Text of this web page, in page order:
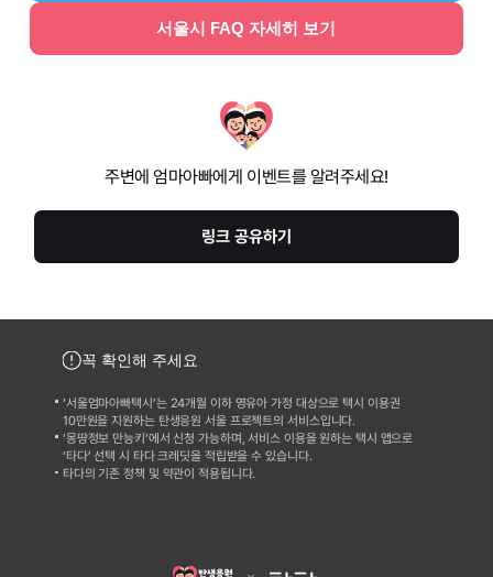
서울시 FAQ 자세히 보기
주변에 엄마아빠에게 이벤트를 알려주세요!
링크 공유하기
‘서울엄마아빠택시’는 24개월 이하 영유아 가정 대상으로 택시 이용권
10만원을 지원하는 탄생응원 서울 프로젝트의 서비스입니다.
‘몽땅정보 만능키’에서 신청 가능하며, 서비스 이용을 원하는 택시 앱으로
‘타다’ 선택 시 타다 크레딧을 적립받을 수 있습니다.
타다의 기존 정책 및 약관이 적용됩니다.
꼭 확인해 주세요